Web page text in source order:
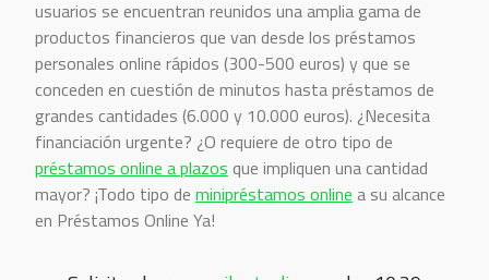
usuarios se encuentran reunidos una amplia gama de
productos financieros que van desde los préstamos
personales online rápidos (300-500 euros) y que se
conceden en cuestión de minutos hasta préstamos de
grandes cantidades (6.000 y 10.000 euros). ¿Necesita
financiación urgente? ¿O requiere de otro tipo de
préstamos online a plazos que impliquen una cantidad
mayor? ¡Todo tipo de minipréstamos online a su alcance
en Préstamos Online Ya!